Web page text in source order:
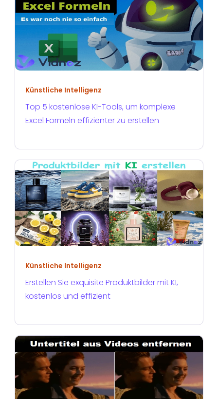
Künstliche Intelligenz
Top 5 kostenlose KI-Tools, um komplexe
Excel Formeln effizienter zu erstellen
Künstliche Intelligenz
Erstellen Sie exquisite Produktbilder mit KI,
kostenlos und effizient